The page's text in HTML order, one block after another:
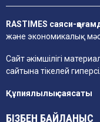
RASTIMES саяси-
және экономикалық
Сайт әкімшілігі
сайтына тікелей
Құпиялылық саясаты
БІЗБЕН БАЙЛАНЫС